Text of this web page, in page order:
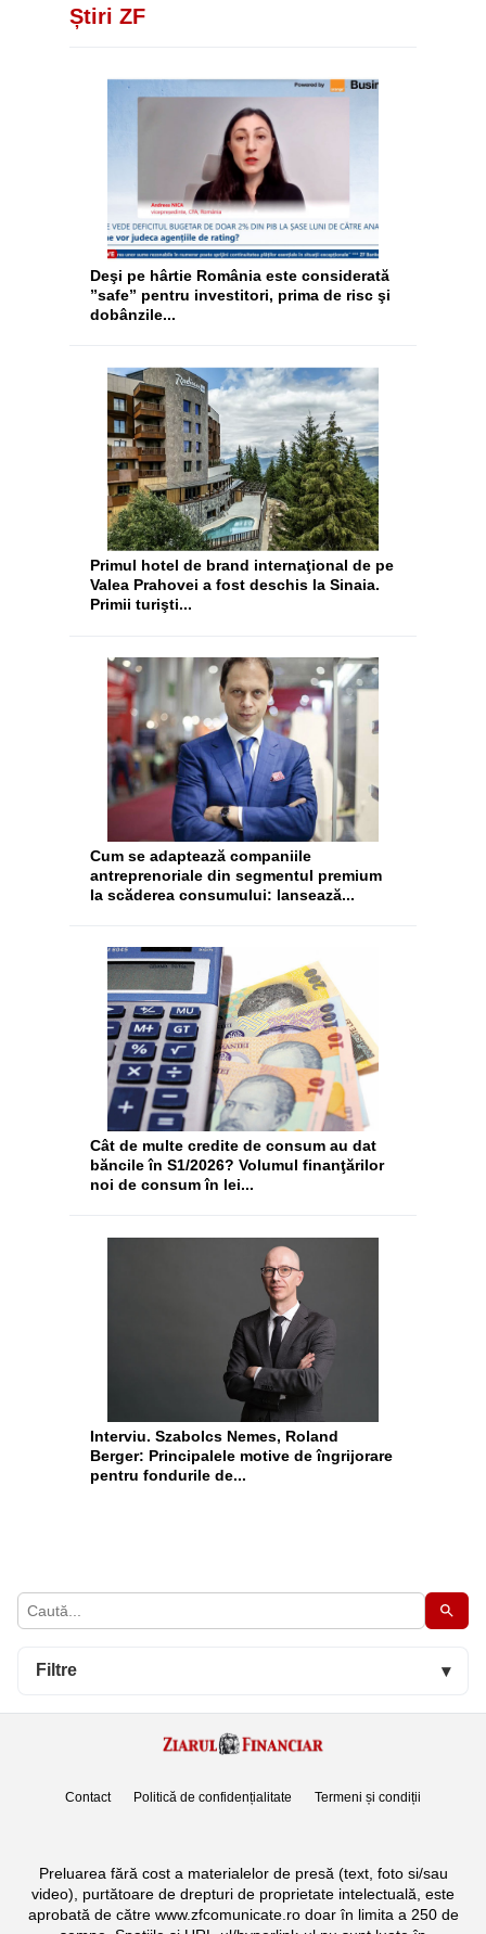
Filtre ▾
Știri ZF
Deşi pe hârtie România este considerată
”safe” pentru investitori, prima de risc şi
dobânzile...
​Primul hotel de brand internaţional de pe
Valea Prahovei a fost deschis la Sinaia.
Primii turişti...
Cum se adaptează companiile
antreprenoriale din segmentul premium
la scăderea consumului: lansează...
Cât de multe credite de consum au dat
băncile în S1/2026? Volumul finanţărilor
noi de consum în lei...
Interviu. Szabolcs Nemes, Roland
Berger: Principalele motive de îngrijorare
pentru fondurile de...
Contact Politică de confidențialitate Termeni și condiții
Preluarea fără cost a materialelor de presă (text, foto si/sau
video), purtătoare de drepturi de proprietate intelectuală, este
aprobată de către www.zfcomunicate.ro doar în limita a 250 de